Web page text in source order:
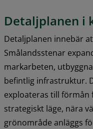
Detaljplanen i
Detaljplanen innebär
Smålandsstenar
markarbeten,
befintlig infrastruktur.
exploateras till
strategiskt läge, nära
grönområde anläggs